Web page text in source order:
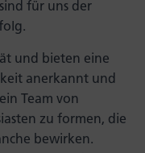
für uns der
und bieten eine
anerkannt und
Team von
zu formen, die
bewirken.